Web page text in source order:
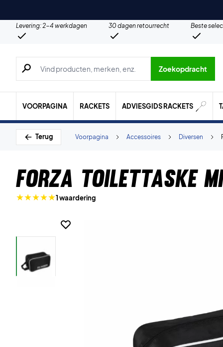
Levering: 2-4 werkdagen 30 dagen retourrecht Beste
Zoeken naar producten, merken etc.
Zoekopdracht
VOORPAGINA RACKETS ADVIESGIDS RACKETS
Terug Diversen
Accessoires
Voorpagina
Forza Toilettaske
1 waardering